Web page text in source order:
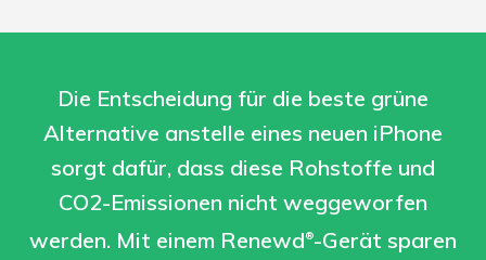
Die Entscheidung für die beste grüne
Alternative anstelle eines neuen iPhone
sorgt dafür, dass diese Rohstoffe und
CO2-Emissionen nicht weggeworfen
werden. Mit einem Renewd®-Gerät sparen